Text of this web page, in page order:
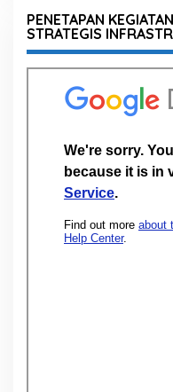
PENETAPAN
STRATEGIS